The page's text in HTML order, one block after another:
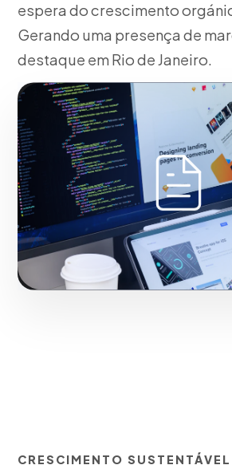
espera do crescimento
Gerando uma presença de
destaque em Rio de Janeiro.
Fase 2:
Em Rio de Janeiro, design
campanha e creatividades.
sobre investimento em Rio de
Iniciar projeto
CRESCIMENTO SUSTENTÁVEL